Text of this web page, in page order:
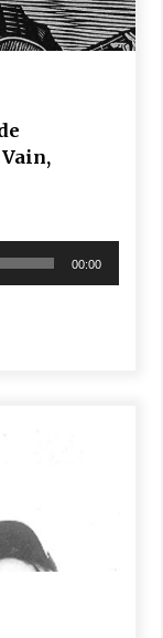
podcastak
00:00